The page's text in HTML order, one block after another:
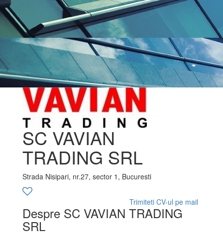
SC VAVIAN
TRADING SRL
Strada Nisipari, nr.27, sector 1, Bucuresti
Trimiteti CV-ul pe mail
Despre SC VAVIAN TRADING
SRL